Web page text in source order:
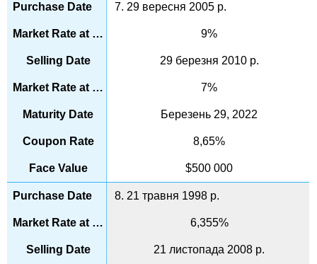
7. 29 вересня 2005 р.
9%
29 березня 2010 р.
7%
Березень 29, 2022
8,65%
$500 000
8. 21 травня 1998 р.
6,355%
21 листопада 2008 р.